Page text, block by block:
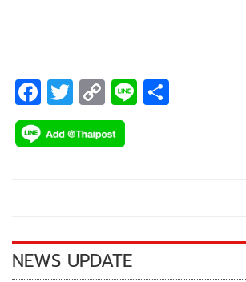
F
ac
e
k
T
wi
tt
C
o
p
k
Li
NEWS UPDATE